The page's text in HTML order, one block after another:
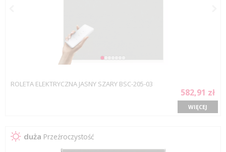
ROLETA ELEKTRYCZNA JASNY SZARY BSC-205-03
582,91 zł
WIĘCEJ
duża Przeźroczystość